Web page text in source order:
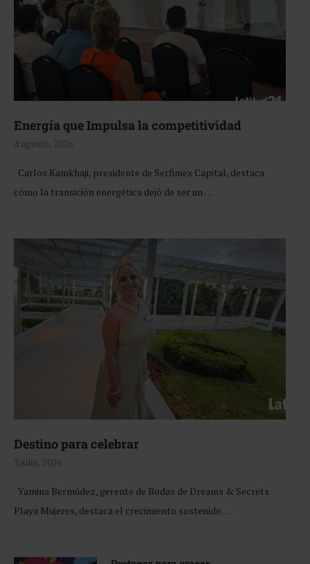
Energía que Impulsa la competitividad
4 agosto, 2026
Carlos Kamkhaji, presidente de Serfimex Capital, destaca
cómo la transición energética dejó de ser un …
Destino para celebrar
3 julio, 2026
Yamina Bermúdez, gerente de Bodas de Dreams & Secrets
Playa Mujeres, destaca el crecimiento sostenido …